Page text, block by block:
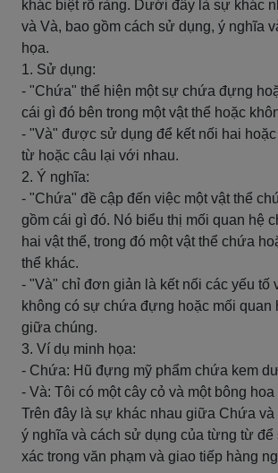
khác biệt rõ ràng. Dưới đây là sự khác
và Và, bao gồm cách sử dụng, ý nghĩa
họa.
1. Sử dụng:
- "Chứa" thể hiện một sự chứa đựng
cái gì đó bên trong một vật thể hoặc
- "Và" được sử dụng để kết nối hai
từ hoặc câu lại với nhau.
2. Ý nghĩa:
- "Chứa" đề cập đến việc một vật thể
gồm cái gì đó. Nó biểu thị mối quan hệ
hai vật thể, trong đó một vật thể chứa
thể khác.
- "Và" chỉ đơn giản là kết nối các yếu tố
không có sự chứa đựng hoặc mối quan
giữa chúng.
3. Ví dụ minh họa:
- Chứa: Hũ đựng mỹ phẩm chứa kem
- Và: Tôi có một cây cỏ và một bông hoa
Trên đây là sự khác nhau giữa Chứa và
ý nghĩa và cách sử dụng của từng từ để
xác trong văn phạm và giao tiếp hàng